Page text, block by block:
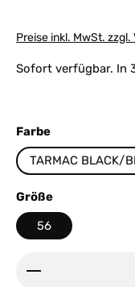
Preise inkl. MwSt.
Sofort verfügbar. In
Farbeauswählen
TARMAC BLACK/
Größeauswählen
56
Produkt